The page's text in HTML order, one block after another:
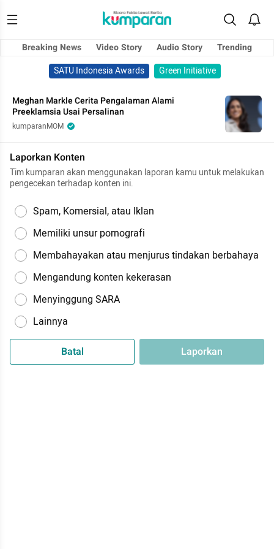
Breaking News Video Story Audio Story
Trending
SATU Indonesia Awards
Green Initiative
Meghan Markle Cerita Pengalaman Alami
Preeklamsia Usai Persalinan
kumparanMOM
Laporkan Konten
Tim kumparan akan menggunakan laporan kamu untuk melakukan
pengecekan terhadap konten ini.
Spam, Komersial, atau Iklan
Memiliki unsur pornografi
Membahayakan atau menjurus tindakan berbahaya
Mengandung konten kekerasan
Menyinggung SARA
Lainnya
Batal Laporkan